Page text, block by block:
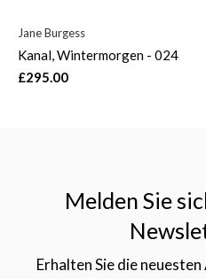
Jane Burgess
Kanal, Wintermorgen - 024
£295.00
Melden Sie
Erhalten Sie die